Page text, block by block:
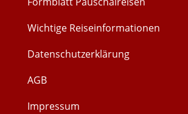
Wichtige Reiseinformationen
Datenschutzerklärung
AGB
Impressum